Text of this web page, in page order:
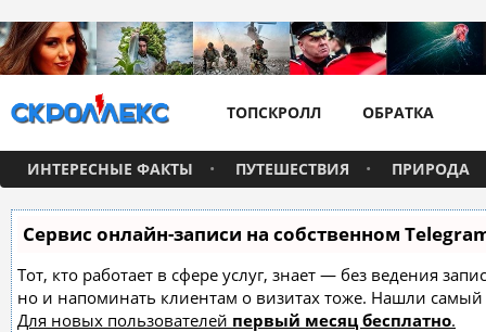
ТОПСКРОЛЛ ОБРАТКА
ИНТЕРЕСНЫЕ ФАКТЫ ПУТЕШЕСТВИЯ ПРИРОДА
Сервис онлайн-записи на собственном
Тот, кто работает в сфере услуг, знает — без ведения
но и напоминать клиентам о визитах тоже. Нашли
Для новых пользователей первый месяц бесплатно.